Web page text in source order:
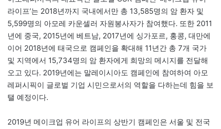
라이프’는 2018년까지 국내에서만 총 13,585명의 암 환자 및
5,599명의 아모레 카운셀러 자원봉사자가 참여했다. 또한 2011
년에 중국, 2015년에 베트남, 2017년에 싱가포르, 홍콩, 대만에
이어 2018년에 태국으로 캠페인을 확대해 11년간 총 7개 국가
및 지역에서 15,734명의 암 환자에게 희망의 메시지를 전달해
오고 있다. 2019년에는 말레이시아도 캠페인에 참여하여 아모
레퍼시픽이 글로벌 기업 시민으로서의 역할을 다하는데 힘을 보
탤 예정이다.
2019년 메이크업 유어 라이프의 상반기 캠페인은 서울 및 전국